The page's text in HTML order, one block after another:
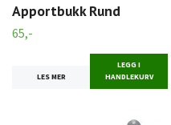
Apportbukk Rund
65,-
LES MER
LEGG I
HANDLEKURV